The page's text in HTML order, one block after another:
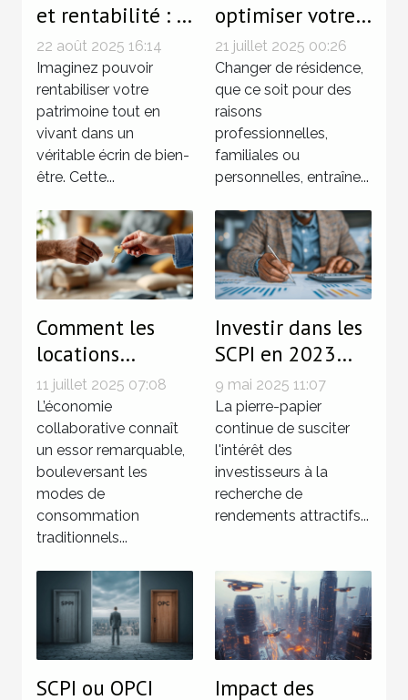
et rentabilité : le
charme de
l'immobilier à
Mondorf-les-
Bains
22 août 2025 16:14
Imaginez pouvoir
rentabiliser votre
patrimoine tout en
vivant dans un
véritable écrin de bien-
être. Cette...
optimiser votre
fiscalité lors de
changements de
résidence ?
21 juillet 2025 00:26
Changer de résidence,
que ce soit pour des
raisons
professionnelles,
familiales ou
personnelles, entraîne...
Comment les
locations
directes entre
particuliers
facilitent les
économies ?
11 juillet 2025 07:08
L’économie
collaborative connaît
un essor remarquable,
bouleversant les
modes de
consommation
traditionnels...
Investir dans les
SCPI en 2023
perspectives et
conseils pour
maximiser vos
rendements
9 mai 2025 11:07
La pierre-papier
continue de susciter
l'intérêt des
investisseurs à la
recherche de
rendements attractifs...
SCPI ou OPCI Impact des